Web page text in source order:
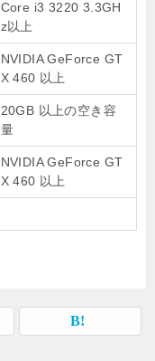
Core i3 3220 3.3GH
z以上
NVIDIA GeForce GT
X 460 以上
20GB 以上の空き容
量
NVIDIA GeForce GT
X 460 以上